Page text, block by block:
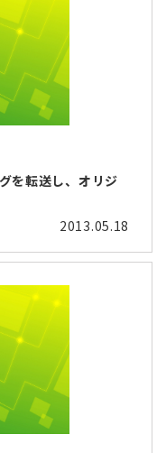
を転送し、オリジ
2013.05.18